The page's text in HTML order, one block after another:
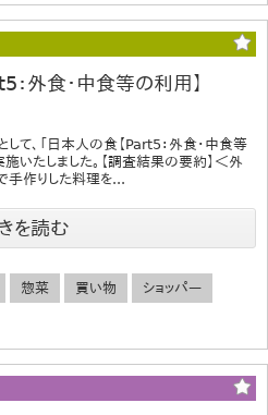
：外食・中食等の利用】
て、「日本人の食【Part5：外食・中食等
いたしました。【調査結果の要約】＜外
手作りした料理を...
を読む
惣菜 買い物 ショッパー